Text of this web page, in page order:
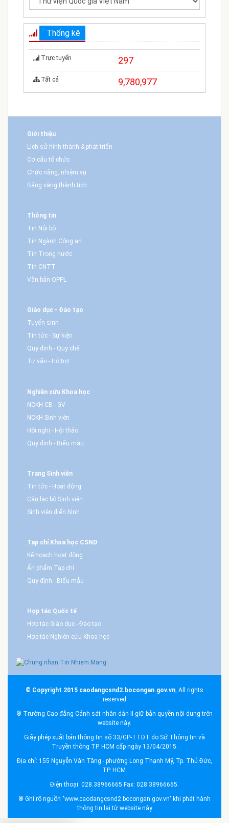
Thống kê
Trực tuyến 297
Tất cả 9,780,977
Giới thiệu
Lịch sử hình thành & phát triển
Cơ cấu tổ chức
Chức năng, nhiệm vụ
Bảng vàng thành tích
Thông tin
Tin Nội bộ
Tin Ngành Công an
Tin Trong nước
Tin CNTT
Văn bản QPPL
Giáo dục - Đào tạo
Tuyển sinh
Tin tức - Sự kiện
Quy định - Quy chế
Tư vấn - Hỗ trợ
Nghiên cứu Khoa học
NCKH CB - GV
NCKH Sinh viên
Hội nghị - Hội thảo
Quy định - Biểu mẫu
Trang Sinh viên
Tin tức - Hoạt động
Câu lạc bộ Sinh viên
Sinh viên điển hình
Tạp chí Khoa học CSND
Kế hoạch hoạt động
Ấn phẩm Tạp chí
Quy định - Biểu mẫu
Hợp tác Quốc tế
Hợp tác Giáo dục - Đào tạo
Hợp tác Nghiên cứu Khoa học
© Copyright 2015 caodangcsnd2.bocongan.gov.vn, All rights
reserved
® Trường Cao đẳng Cảnh sát nhân dân II giữ bản quyền nội dung trên
website này.
Giấy phép xuất bản thông tin số 33/GP-TTĐT do Sở Thông tin và
Truyền thông TP. HCM cấp ngày 13/04/2015.
Địa chỉ: 155 Nguyễn Văn Tăng - phường Long Thạnh Mỹ, Tp. Thủ Đức,
TP. HCM.
Điện thoại: 028.38966665 Fax: 028.38966665.
® Ghi rõ nguồn "www.caodangcsnd2.bocongan.gov.vn" khi phát hành
thông tin lại từ website này